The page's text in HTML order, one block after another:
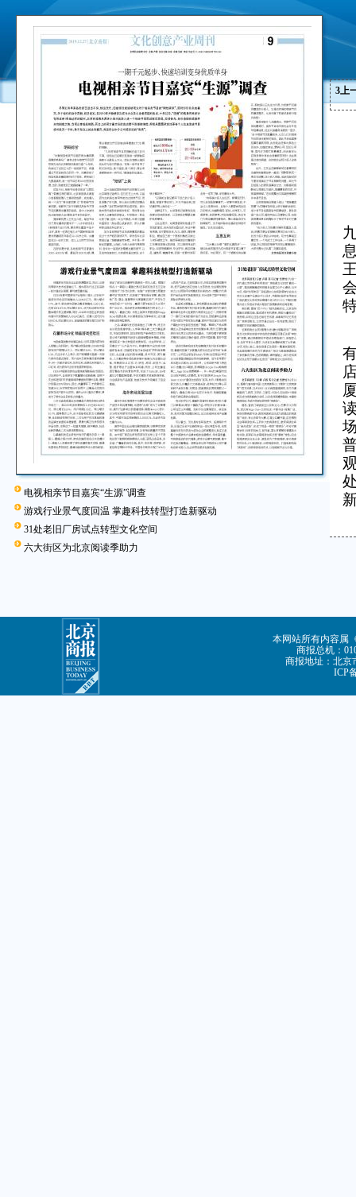
电视相亲节目嘉宾“生源”调查
游戏行业景气度回温 掌趣科技转型打造新驱动
31处老旧厂房试点转型文化空间
六大街区为北京阅读季助力
3上
本网站所有内容属
商报总机：
商报地址：北京
ICP